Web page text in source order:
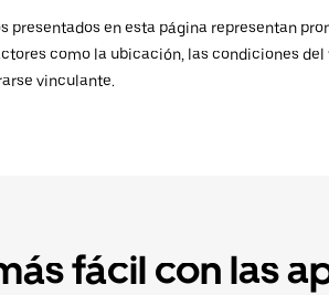
presentados en esta página representan
como la ubicación, las condiciones
vinculante.
fácil con las